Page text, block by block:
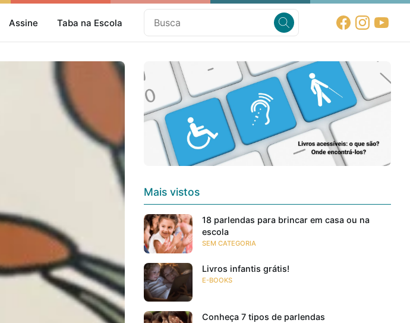
Assine Taba na Escola
Mais vistos
18 parlendas para brincar em casa ou na
escola
SEM CATEGORIA
Livros infantis grátis!
E-BOOKS
Conheça 7 tipos de parlendas